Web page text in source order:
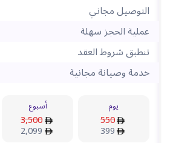
التوصيل مجاني
عملية الحجز سهلة
تنطبق شروط العقد
خدمة وصيانة مجانية
يوم
550
399
أسبوع
3,500
2,099